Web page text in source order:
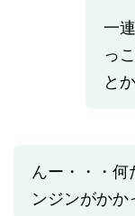
一
っ
と
んー・・・何
ンジンがかか